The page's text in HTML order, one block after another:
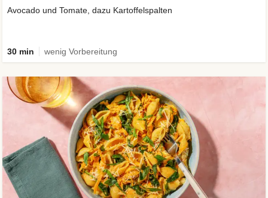
Avocado und Tomate, dazu Kartoffelspalten
30 min wenig Vorbereitung